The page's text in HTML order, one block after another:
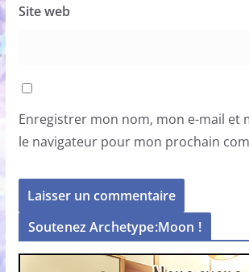
Site web
Enregistrer mon nom, mon e-mail et
le navigateur pour mon prochain
Soutenez Archetype:Moon !